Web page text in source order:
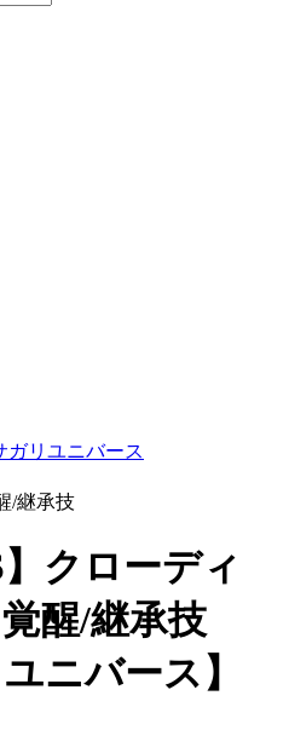
ガリユニバース
/継承技
】クローディ
醒/継承技
ニバース】